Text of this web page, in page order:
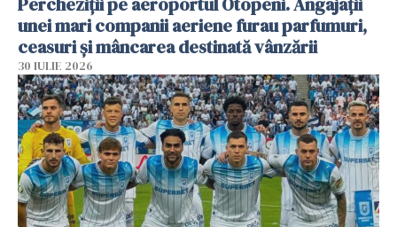
unei mari companii aeriene furau parfumuri,
ceasuri și mâncarea destinată vânzării
30 IULIE 2026